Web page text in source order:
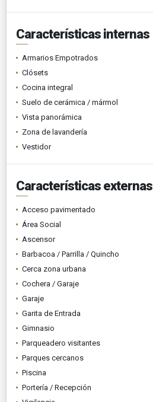
Características internas
Armarios Empotrados
Clósets
Cocina integral
Suelo de cerámica / mármol
Vista panorámica
Zona de lavandería
Vestidor
Características externas
Acceso pavimentado
Área Social
Ascensor
Barbacoa / Parrilla / Quincho
Cerca zona urbana
Cochera / Garaje
Garaje
Garita de Entrada
Gimnasio
Parqueadero visitantes
Parques cercanos
Piscina
Portería / Recepción